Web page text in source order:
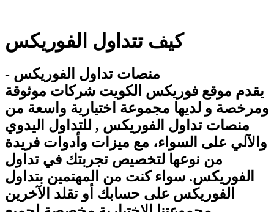
كيف تتداول الفوريكس
- منصات تداول الفوريكس
يقدم موقع فوريكس الكويت شركات موثوقة
ومرخصة و لديها مجموعة اختيارية واسعة من
منصات تداول الفوريكس , للتداول اليدوي
والآلي على السواء، مع ميزات وأدوات فريدة
من نوعها لتخصيص تجربتك في تداول
الفوريكس. سواء كنت من المهتمين بتداول
الفوريكس على حسابك أو تقلد الآخرين